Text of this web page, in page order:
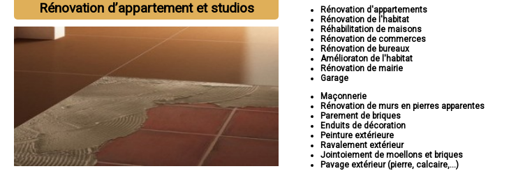
Rénovation d’appartement et studios
Rénovation d'appartements
Rénovation de l'habitat
Réhabilitation de maisons
Rénovation de commerces
Rénovation de bureaux
Amélioraton de l'habitat
Rénovation de mairie
Garage
Maçonnerie
Rénovation de murs en pierres apparentes
Parement de briques
Enduits de décoration
Peinture extérieure
Ravalement extérieur
Jointoiement de moellons et briques
Pavage extérieur (pierre, calcaire,...)